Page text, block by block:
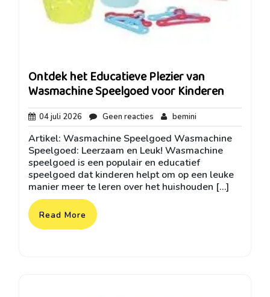
Ontdek het Educatieve Plezier van
Wasmachine Speelgoed voor Kinderen
04 juli 2026 04
juli
2026
Geen reacties Geen
reacties
bemini
Artikel: Wasmachine Speelgoed Wasmachine
Speelgoed: Leerzaam en Leuk! Wasmachine
speelgoed is een populair en educatief
speelgoed dat kinderen helpt om op een leuke
manier meer te leren over het huishouden […]
Read More